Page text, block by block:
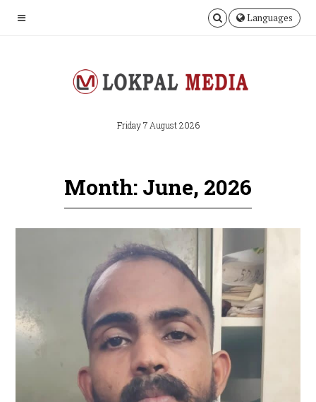
Languages
Friday 7 August 2026
Month: June, 2026